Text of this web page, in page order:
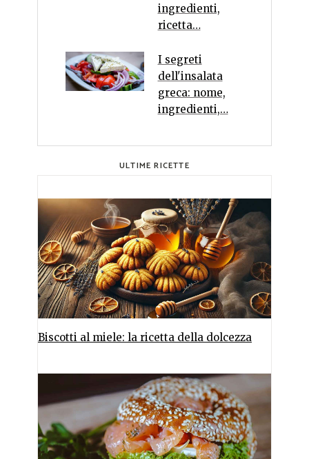
ingredienti,
ricetta…
I segreti
dell'insalata
greca: nome,
ingredienti,…
ULTIME RICETTE
Biscotti al miele: la ricetta della dolcezza